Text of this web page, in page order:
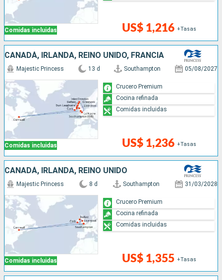
Comidas incluidas US$ 1,216 +Tasas
CANADÁ, IRLANDA, REINO UNIDO, FRANCIA
Comidas incluidas
Majestic Princess 13 d Southampton 05/08/2027
US$ 1,236 +Tasas
Crucero Premium
Cocina refinada
Comidas incluidas
CANADÁ, IRLANDA, REINO UNIDO
Comidas incluidas
Majestic Princess 8 d Southampton 31/03/2028
US$ 1,355 +Tasas
Crucero Premium
Cocina refinada
Comidas incluidas